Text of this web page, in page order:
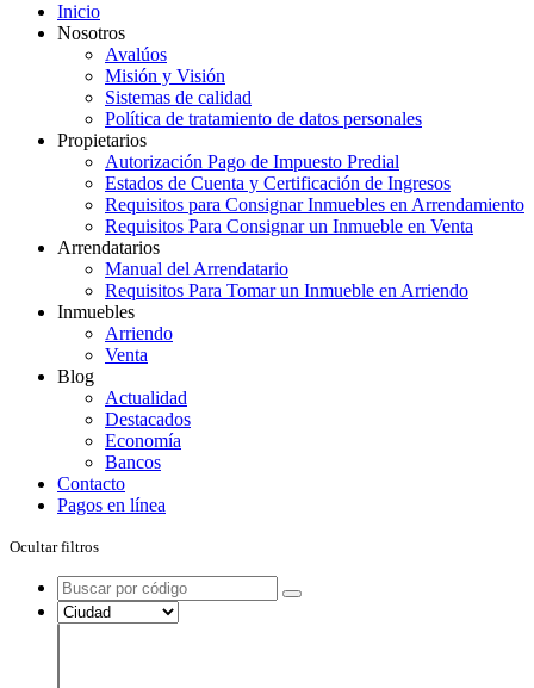
Inicio
Nosotros
Avalúos
Misión y Visión
Sistemas de calidad
Política de tratamiento de datos personales
Propietarios
Autorización Pago de Impuesto Predial
Estados de Cuenta y Certificación de Ingresos
Requisitos para Consignar Inmuebles en Arrendamiento
Requisitos Para Consignar un Inmueble en Venta
Arrendatarios
Manual del Arrendatario
Requisitos Para Tomar un Inmueble en Arriendo
Inmuebles
Arriendo
Venta
Blog
Actualidad
Destacados
Economía
Bancos
Contacto
Pagos en línea
Ocultar filtros